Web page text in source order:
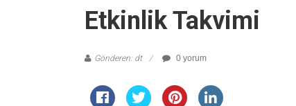
Etkinlik Takvimi
Gönderen: dt 0 yorum